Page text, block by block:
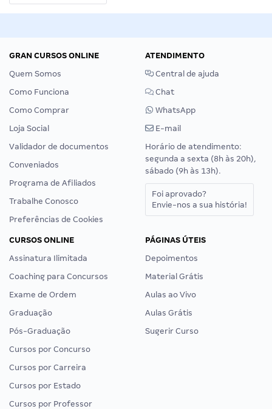
GRAN CURSOS ONLINE
Quem Somos
Como Funciona
Como Comprar
Loja Social
Validador de documentos
Conveniados
Programa de Afiliados
Trabalhe Conosco
Preferências de Cookies
ATENDIMENTO
Central de ajuda
Chat
WhatsApp
E-mail
Horário de atendimento:
segunda a sexta (8h às 20h),
sábado (9h às 13h).
Foi aprovado?
Envie-nos a sua história!
CURSOS ONLINE
Assinatura Ilimitada
Coaching para Concursos
Exame de Ordem
Graduação
Pós-Graduação
Cursos por Concurso
Cursos por Carreira
Cursos por Estado
Cursos por Professor
PÁGINAS ÚTEIS
Depoimentos
Material Grátis
Aulas ao Vivo
Aulas Grátis
Sugerir Curso